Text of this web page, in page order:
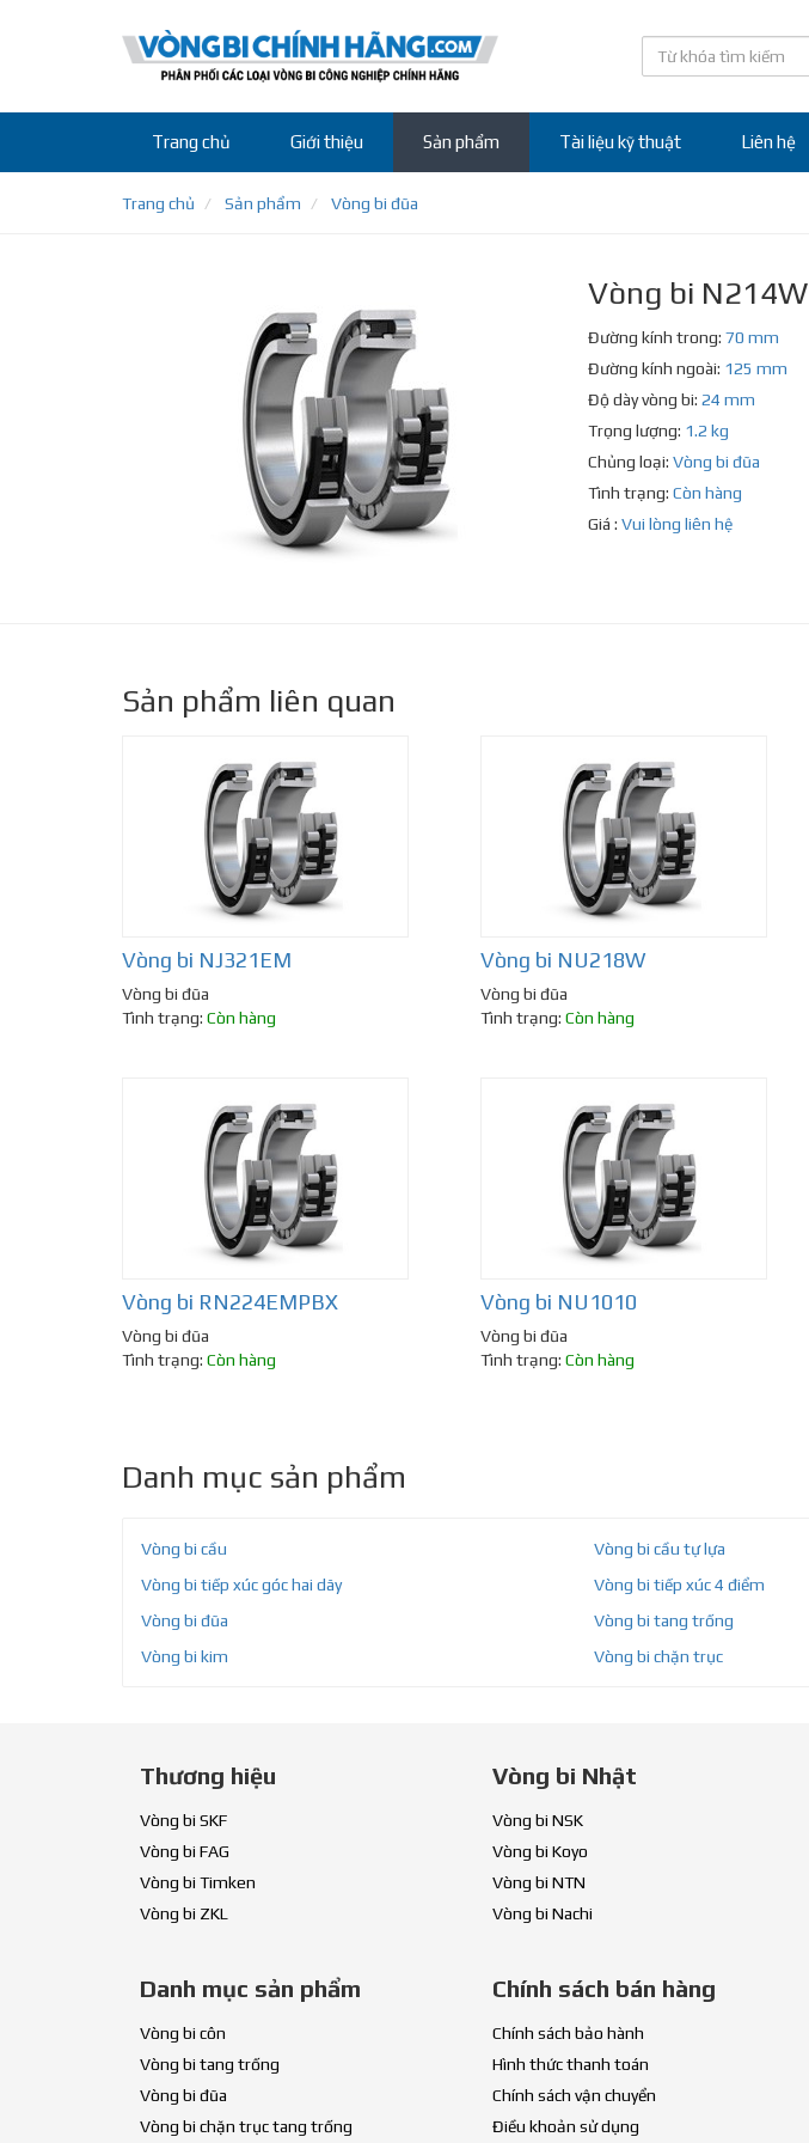
Trang chủ Giới thiệu Sản phẩm Tài liệu kỹ thuật Liên hệ
Trang chủ Sản phẩm Vòng bi đũa
Vòng bi N214W
Đường kính trong: 70 mm
Đường kính ngoài: 125 mm
Độ dày vòng bi: 24 mm
Trọng lượng: 1.2 kg
Chủng loại: Vòng bi đũa
Tình trạng: Còn hàng
Giá : Vui lòng liên hệ
Sản phẩm liên quan
Vòng bi NJ321EM
Vòng bi đũa
Tình trạng: Còn hàng
Vòng bi NU218W
Vòng bi đũa
Tình trạng: Còn hàng
Vòng bi RN224EMPBX
Vòng bi đũa
Tình trạng: Còn hàng
Vòng bi NU1010
Vòng bi đũa
Tình trạng: Còn hàng
Danh mục sản phẩm
Vòng bi cầu Vòng bi cầu tự lựa
Vòng bi tiếp xúc góc hai dãy
Vòng bi tiếp xúc 4 điểm
Vòng bi đũa
Vòng bi tang trống
Vòng bi kim
Vòng bi chặn trục
Thương hiệu
Vòng bi SKF
Vòng bi FAG
Vòng bi Timken
Vòng bi ZKL
Vòng bi Nhật
Vòng bi NSK
Vòng bi Koyo
Vòng bi NTN
Vòng bi Nachi
Danh mục sản phẩm
Vòng bi côn
Vòng bi tang trống
Vòng bi đũa
Vòng bi chặn trục tang trống
Chính sách bán hàng
Chính sách bảo hành
Hình thức thanh toán
Chính sách vận chuyển
Điều khoản sử dụng